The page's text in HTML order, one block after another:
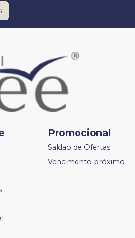
Promocional
Saldao de Ofertas
Vencimento próximo